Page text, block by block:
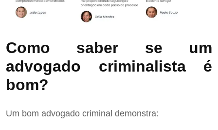
Como saber se um
advogado criminalista é
bom?
Um bom advogado criminal demonstra: